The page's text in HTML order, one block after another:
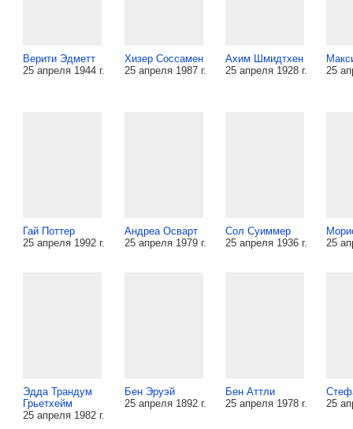
Верити Эдметт
25 апреля 1944 г.
Хизер Соссамен
25 апреля 1987 г.
Ахим Шмидтхен
25 апреля 1928 г.
25
Гай Поттер
25 апреля 1992 г.
Андреа Осварт
25 апреля 1979 г.
Сол Суиммер
25 апреля 1936 г.
25
Эдда Трандум
Грьетхейм
25 апреля 1982 г.
Бен Эруэй
25 апреля 1892 г.
Бен Аттли
25 апреля 1978 г.
25